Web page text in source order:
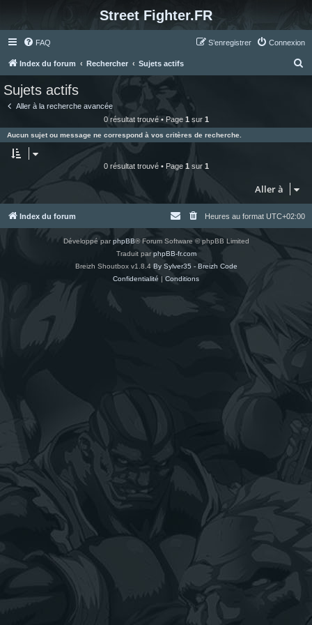
Street Fighter.FR
FAQ Connexion
S’enregistrer
Index du forum Rechercher Sujets actifs
e
r
Sujets actifs
Aller à la recherche avancée
0 résultat trouvé • Page 1 sur 1
Aucun sujet ou message ne correspond à vos critères de recherche.
0 résultat trouvé • Page 1 sur 1
Aller à
Index du forum Heures au format UTC+02:00
Développé parphpBB® Forum Software © phpBB Limited
Traduit parphpBB-fr.com
Breizh Shoutbox v1.8.4 By Sylver35 - Breizh Code
Confidentialité | Conditions